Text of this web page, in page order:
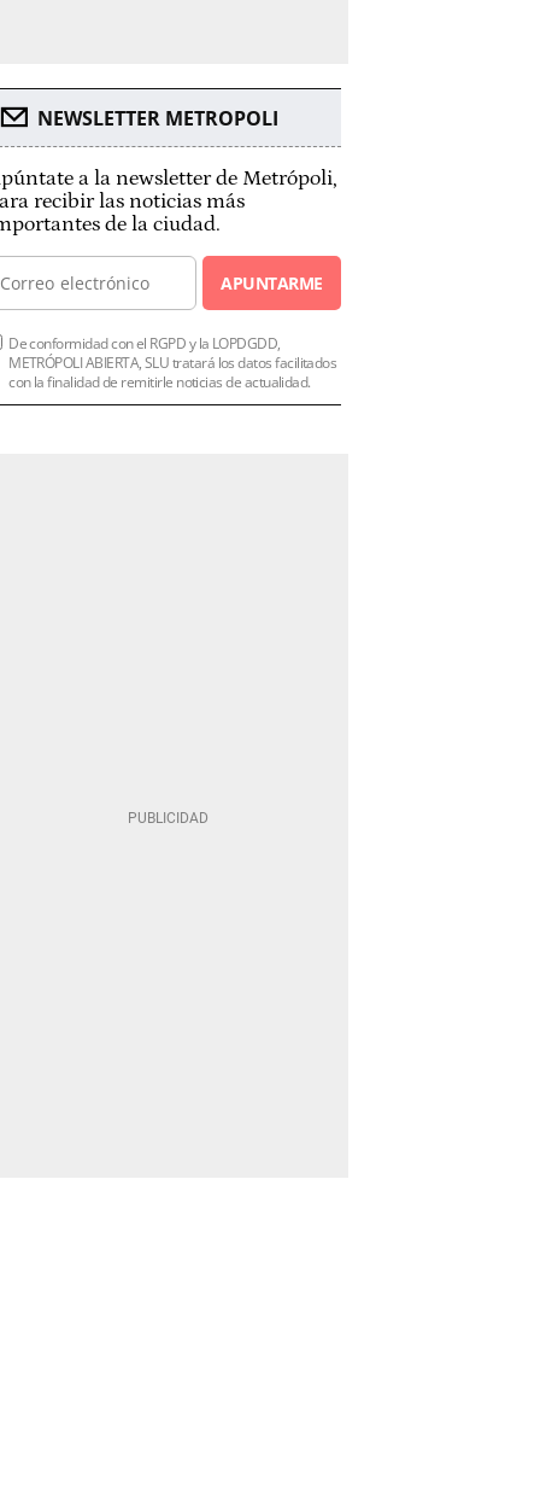
NEWSLETTER METROPOLI
a la newsletter de Metrópoli,
recibir las noticias más
de la ciudad.
APUNTARME
De conformidad con el RGPD y la LOPDGDD,
METRÓPOLI ABIERTA, SLU tratará los datos facilitados
con la finalidad de remitirle noticias de actualidad.